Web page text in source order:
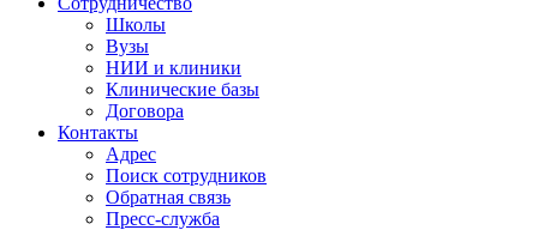
Школы
Вузы
НИИ и клиники
Клинические базы
Договора
Контакты
Адрес
Поиск сотрудников
Обратная связь
Пресс-служба